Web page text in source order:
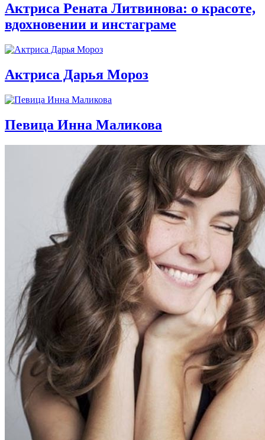
Актриса Рената Литвинова: о красоте,
вдохновении и инстаграме
Актриса Дарья Мороз
Певица Инна Маликова